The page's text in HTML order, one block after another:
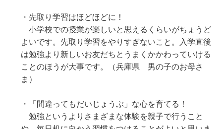
・先取り学習はほどほどに！
小学校での授業が楽しいと思えるくらいがちょうど
よいです。先取り学習をやりすぎないこと。入学直後
は勉強より新しいお友だちとうまくかかわっていける
ことのほうが大事です。（兵庫県 男の子のお母さ
ま）
・「間違ってもだいじょうぶ」な心を育てる！
勉強というよりさまざまな体験を親子で行うこと